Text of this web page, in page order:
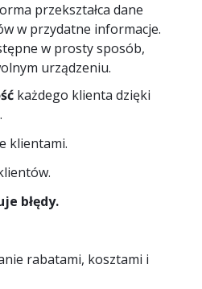
przekształca dane
w przydatne informacje.
w prosty sposób,
urządzeniu.
każdego klienta dzięki
klientami.
błędy.
rabatami, kosztami i